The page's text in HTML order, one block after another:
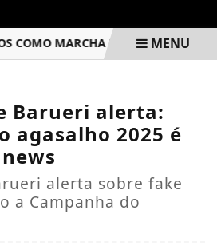
MARCHA PARA JESUS EMENU
Barueri alerta:
agasalho 2025 é
alerta sobre fake
a Campanha do